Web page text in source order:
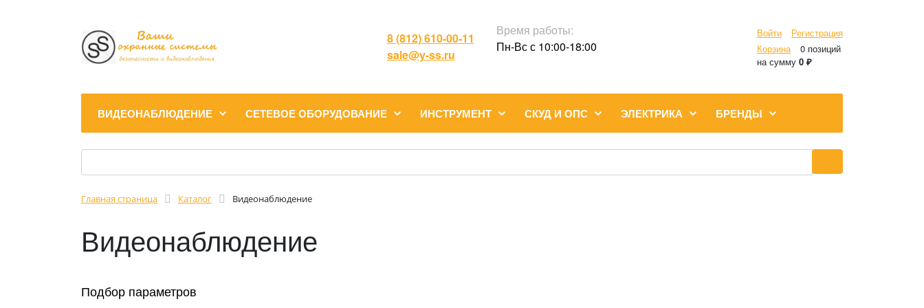
Войти
Регистрация
Корзина
0 позиций
на сумму 0 ₽
8 (812) 610-00-11
sale@y-ss.ru
Время работы:
Пн-Вс с 10:00-18:00
ВИДЕОНАБЛЮДЕНИЕ СЕТЕВОЕ ОБОРУДОВАНИЕ ИНСТРУМЕНТ СКУД И ОПС ЭЛЕКТРИКА БРЕНДЫ
Главная страница Каталог Видеонаблюдение
Видеонаблюдение
Подбор параметров